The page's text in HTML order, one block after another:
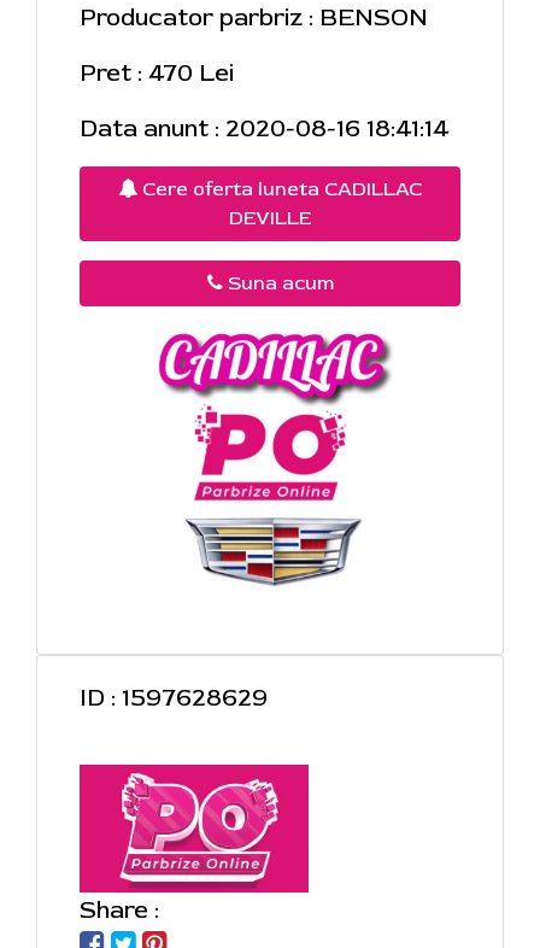
Producator parbriz : BENSON
Pret : 470 Lei
Data anunt : 2020-08-16 18:41:14
Cere oferta luneta CADILLAC
DEVILLE
Suna acum
ID : 1597628629
Share :